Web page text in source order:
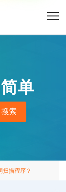
单
扫描程序？